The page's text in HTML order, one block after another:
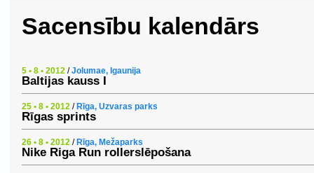
Sacensību kalendārs
5 • 8 • 2012 /Jolumae, Igaunija
Baltijas kauss I
25 • 8 • 2012 / Rīga, Uzvaras parks
Rīgas sprints
26 • 8 • 2012 / Rīga, Mežaparks
Nike Riga Run rollerslēpošana